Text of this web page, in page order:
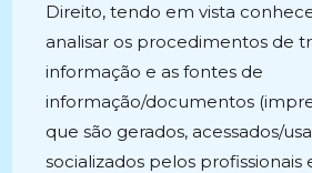
Direito, tendo em vista
analisar os procedimentos de
informação e as fontes de
informação/documentos
que são gerados, acessados/
socializados pelos profissionais